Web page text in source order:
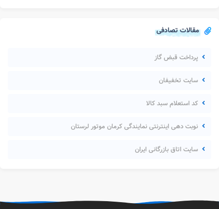
مقالات تصادفی
پرداخت قبض گاز
سایت تخفیفان
کد استعلام سبد کالا
نوبت دهی اینترنتی نمایندگی کرمان موتور لرستان
سایت اتاق بازرگانی ایران